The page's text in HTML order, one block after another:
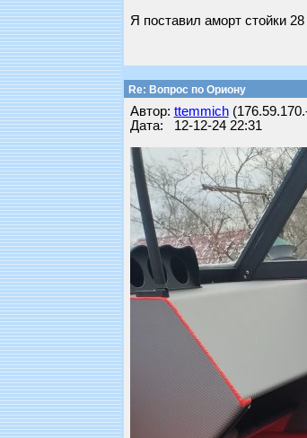
Я поставил аморт стойки
Re: Вопрос по Ориону
Автор: ttemmich
Дата: 12-12-24 22:31